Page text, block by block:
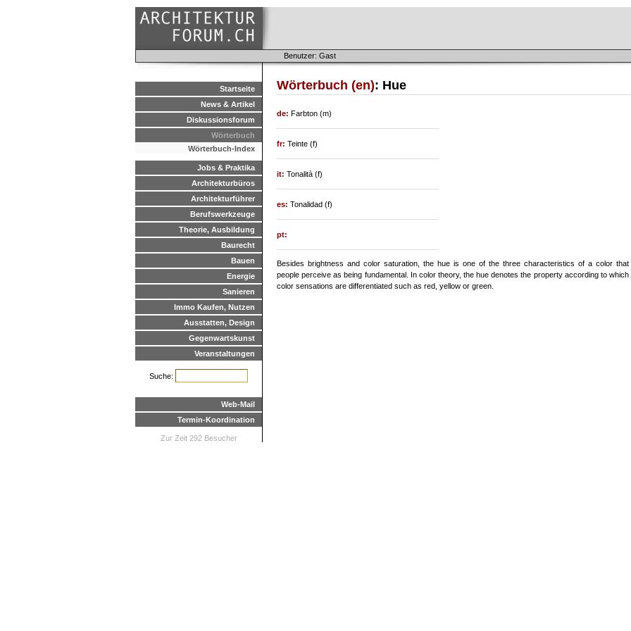
Benutzer: Gast
Startseite
News & Artikel
Diskussionsforum
Wörterbuch
Wörterbuch-Index
Jobs & Praktika
Architekturbüros
Architekturführer
Berufswerkzeuge
Theorie, Ausbildung
Baurecht
Bauen
Energie
Sanieren
Immo Kaufen, Nutzen
Ausstatten, Design
Gegenwartskunst
Veranstaltungen
Suche:
Web-Mail
Termin-Koordination
Zur Zeit 292 Besucher
Wörterbuch (en): Hue
de: Farbton (m)
fr: Teinte (f)
it: Tonalità (f)
es: Tonalidad (f)
pt:
Besides brightness and color saturation, the hue is one of the three characteristics of a color that
people perceive as being fundamental. In color theory, the hue denotes the property according to which
color sensations are differentiated such as red, yellow or green.